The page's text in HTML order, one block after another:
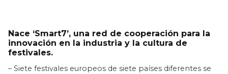
Nace ‘Smart7’, una red de cooperación para la
innovación en la industria y la cultura de
festivales.
– Siete festivales europeos de siete países diferentes se